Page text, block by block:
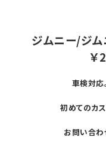
ジムニー/ジ
￥
車検対応
初めてのカ
お問い合わ